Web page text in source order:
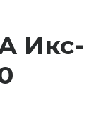
Икс-